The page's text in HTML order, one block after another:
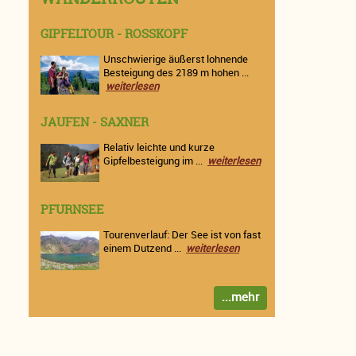
GIPFELTOUR - ROSSKOPF
Unschwierige äußerst lohnende
Besteigung des 2189 m hohen ...
weiterlesen
JAUFEN - SAXNER
Relativ leichte und kurze
Gipfelbesteigung im ...
weiterlesen
PFURNSEE
Tourenverlauf: Der See ist von fast
einem Dutzend ... weiterlesen
...mehr